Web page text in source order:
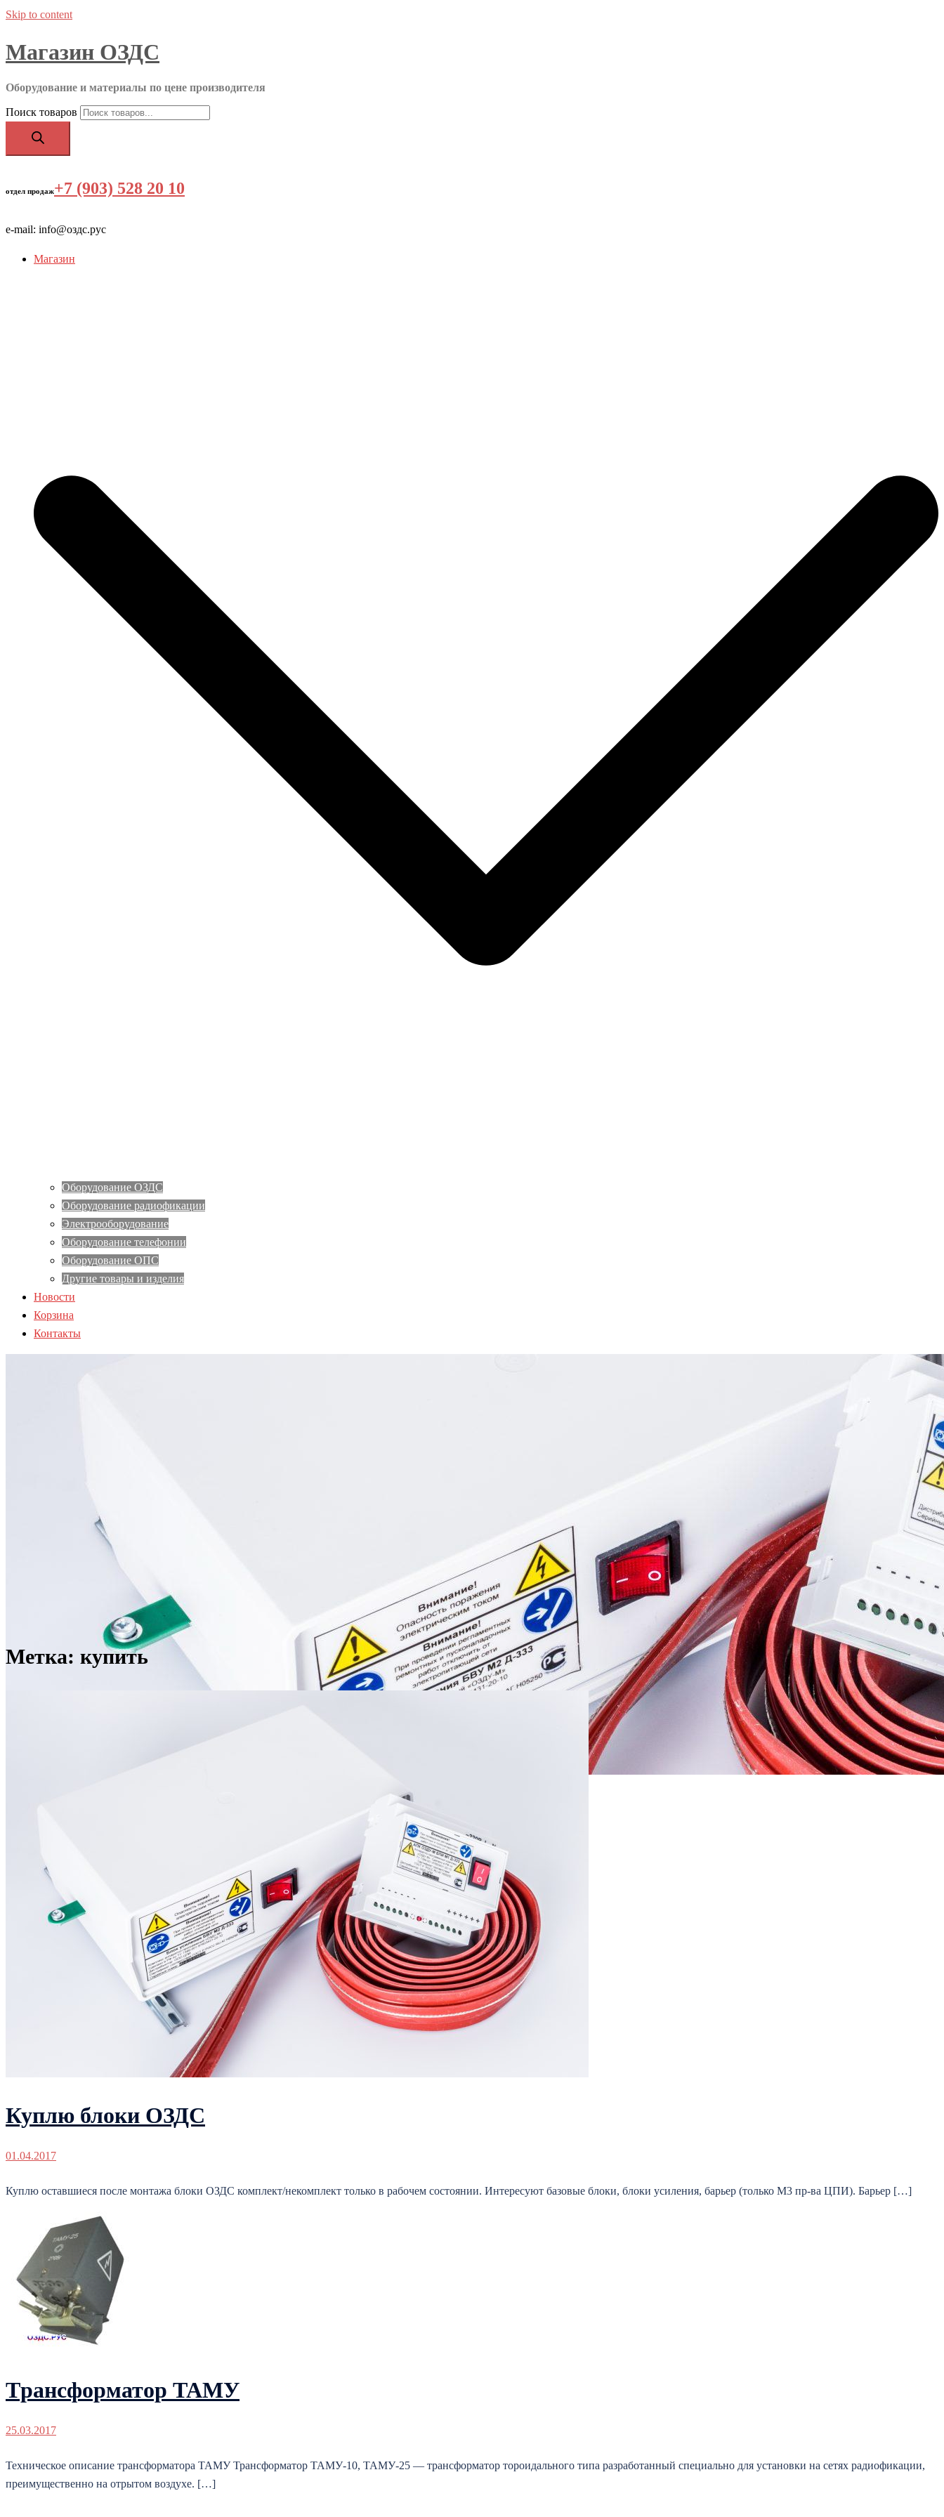
Skip to content
Магазин ОЗДС
Оборудование и материалы по цене производителя
Поиск товаров
отдел продаж+7 (903) 528 20 10
e-mail: info@оздс.рус
Магазин
Оборудование ОЗДС
Оборудование радиофикации
Электрооборудование
Оборудование телефонии
Оборудование ОПС
Другие товары и изделия
Новости
Корзина
Контакты
Метка: купить
Куплю блоки ОЗДС
01.04.2017
Куплю оставшиеся после монтажа блоки ОЗДС комплект/некомплект только в рабочем состоянии. Интересуют базовые блоки, блоки усиления, барьер (только М3 пр-ва ЦПИ). Барьер […]
Tрансформатор ТАМУ
25.03.2017
Техническое описание трансформатора ТАМУ Трансформатор ТАМУ-10, ТАМУ-25 — трансформатор тороидального типа разработанный специально для установки на сетях радиофикации,
преимущественно на отрытом воздухе. […]